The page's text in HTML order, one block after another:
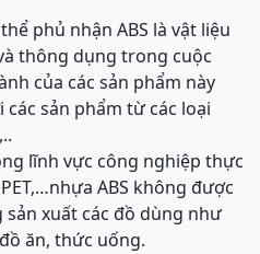
phủ nhận ABS là vật liệu
thông dụng trong cuộc
của các sản phẩm này
sản phẩm từ các loại
lĩnh vực công nghiệp thực
ABS không được
xuất các đồ dùng như
ăn, thức uống.